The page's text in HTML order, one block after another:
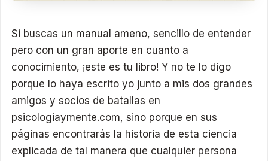
Si buscas un manual ameno, sencillo de entender
pero con un gran aporte en cuanto a
conocimiento, ¡este es tu libro! Y no te lo digo
porque lo haya escrito yo junto a mis dos grandes
amigos y socios de batallas en
psicologiaymente.com, sino porque en sus
páginas encontrarás la historia de esta ciencia
explicada de tal manera que cualquier persona